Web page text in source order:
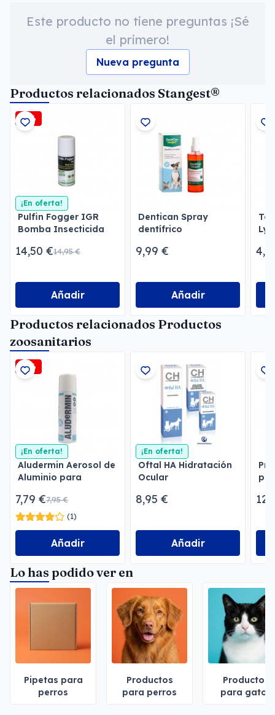
Este producto no tiene preguntas ¡Sé
el primero!
Nueva pregunta
Productos relacionados Stangest®
-3%
¡En oferta!
Pulfin Fogger IGR
Bomba Insecticida
14,50 €14,95 €
Añadir
Dentican Spray
dentífrico
9,99 €
Añadir
Productos relacionados Productos
zoosanitarios
-2%
¡En oferta!
Aludermin Aerosol de
Aluminio para
7,79 €7,95 €
(1)
Añadir
¡En oferta!
Oftal HA Hidratación
Ocular
8,95 €
Añadir
Lo has podido ver en
Pipetas para
perros
Productos
para perros
Productos
para gatos